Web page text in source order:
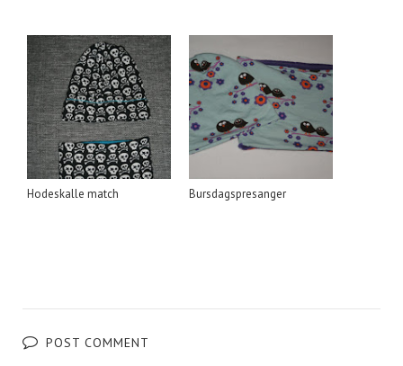
Hodeskalle match Bursdagspresanger
POST COMMENT